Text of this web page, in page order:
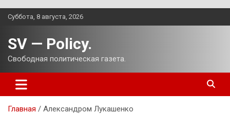
Перейти
Суббота, 8 августа, 2026
SV — Policy.
Свободная политическая газета.
Главная Александром Лукашенко